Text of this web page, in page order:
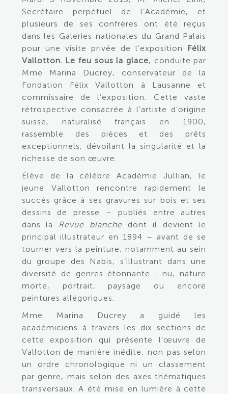
Secrétaire perpétuel de l’Académie, et
plusieurs de ses confrères ont été reçus
dans les Galeries nationales du Grand Palais
pour une visite privée de l’exposition Félix
Vallotton. Le feu sous la glace, conduite par
Mme Marina Ducrey, conservateur de la
Fondation Félix Vallotton à Lausanne et
commissaire de l’exposition. Cette vaste
rétrospective consacrée à l’artiste d’origine
suisse, naturalisé français en 1900,
rassemble des pièces et des prêts
exceptionnels, dévoilant la singularité et la
richesse de son œuvre.
Élève de la célèbre Académie Jullian, le
jeune Vallotton rencontre rapidement le
succès grâce à ses gravures sur bois et ses
dessins de presse – publiés entre autres
dans la Revue blanche dont il devient le
principal illustrateur en 1894 – avant de se
tourner vers la peinture, notamment au sein
du groupe des Nabis, s’illustrant dans une
diversité de genres étonnante : nu, nature
morte, portrait, paysage ou encore
peintures allégoriques.
Mme Marina Ducrey a guidé les
académiciens à travers les dix sections de
cette exposition qui présente l’œuvre de
Vallotton de manière inédite, non pas selon
un ordre chronologique ni un classement
par genre, mais selon des axes thématiques
transversaux. A été mise en lumière à cette